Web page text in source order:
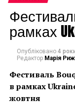
показали в
до Києва і
розширюється,
творів його
авторів», –
Соловйов.
рамках
Опубліковано 4
Редактор Марія
Фестиваль
в рамках
жовтня